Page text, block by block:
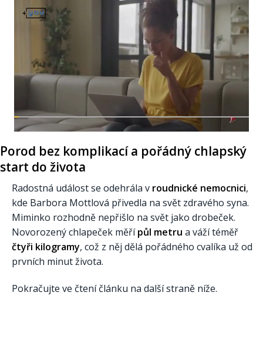
Porod bez komplikací a pořádný chlapský
start do života
Radostná událost se odehrála v roudnické nemocnici,
kde Barbora Mottlová přivedla na svět zdravého syna.
Miminko rozhodně nepřišlo na svět jako drobeček.
Novorozený chlapeček měřípůl metru a váží téměř
čtyři kilogramy, což z něj dělá pořádného cvalíka už od
prvních minut života.
Pokračujte ve čtení článku na další straně níže.